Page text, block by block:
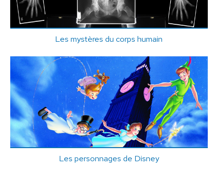
Les mystères du corps humain
Les personnages de Disney